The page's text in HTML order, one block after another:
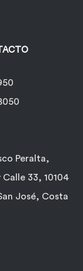
Peralta,
33, 10104
José, Costa